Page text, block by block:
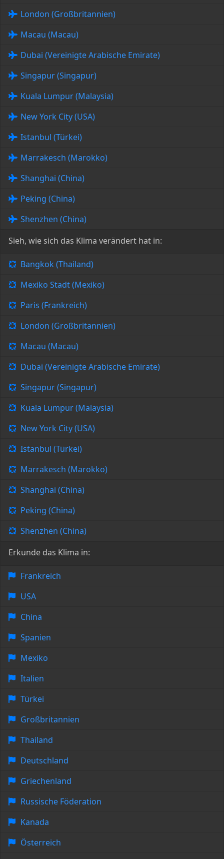
London (Großbritannien)
Macau (Macau)
Dubai (Vereinigte Arabische Emirate)
Singapur (Singapur)
Kuala Lumpur (Malaysia)
New York City (USA)
Istanbul (Türkei)
Marrakesch (Marokko)
Shanghai (China)
Peking (China)
Shenzhen (China)
Sieh, wie sich das Klima verändert hat in:
Bangkok (Thailand)
Mexiko Stadt (Mexiko)
Paris (Frankreich)
London (Großbritannien)
Macau (Macau)
Dubai (Vereinigte Arabische Emirate)
Singapur (Singapur)
Kuala Lumpur (Malaysia)
New York City (USA)
Istanbul (Türkei)
Marrakesch (Marokko)
Shanghai (China)
Peking (China)
Shenzhen (China)
Erkunde das Klima in:
Frankreich
USA
China
Spanien
Mexiko
Italien
Türkei
Großbritannien
Thailand
Deutschland
Griechenland
Russische Föderation
Kanada
Österreich